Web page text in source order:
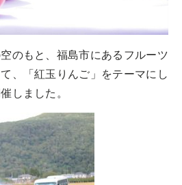
のもと、福島市にあるフルーツ
、「紅玉りんご」をテーマにし
しました。